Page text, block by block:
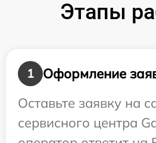
Этапы
1
Оформление
Оставьте заявку на
сервисного центра